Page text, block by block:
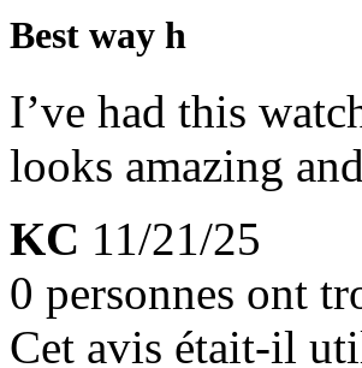
Best way h
I’ve had this
looks amazing
KC 11/21/25
0 personnes ont
Cet avis était-il